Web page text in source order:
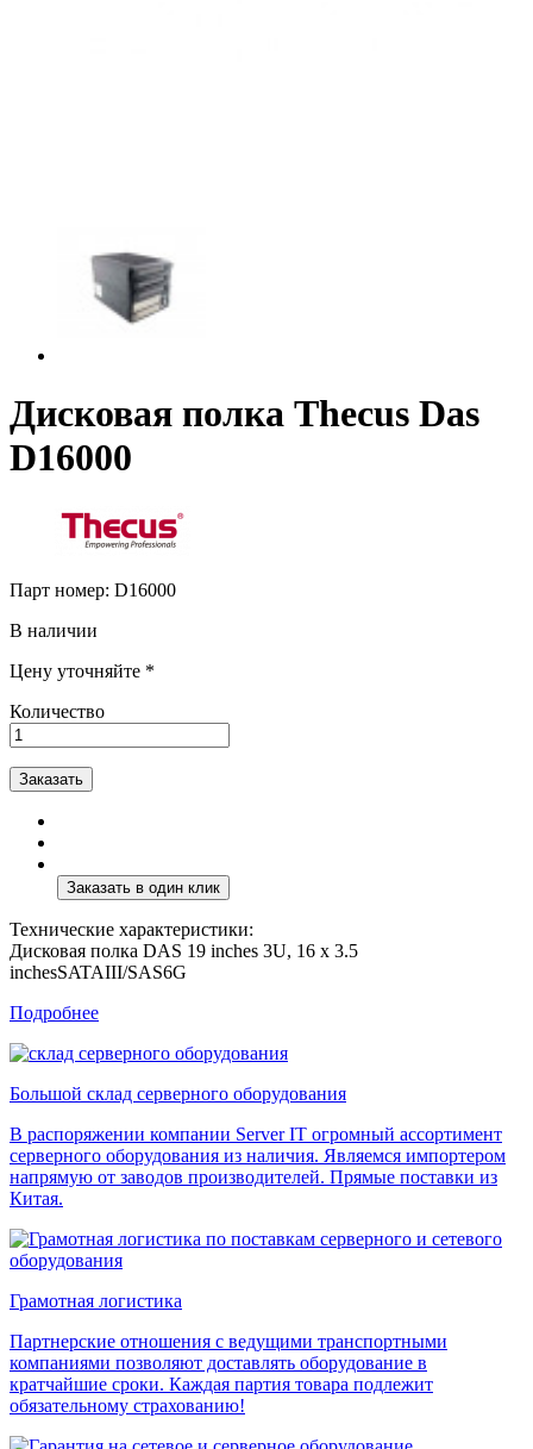
Дисковая полка Thecus Das
D16000
Парт номер: D16000
В наличии
Цену уточняйте *
Количество
Заказать
Технические характеристики:
Дисковая полка DAS 19 inches 3U, 16 x 3.5
inchesSATAIII/SAS6G
Подробнее
Большой склад серверного оборудования
В распоряжении компании Server IT огромный ассортимент
серверного оборудования из наличия. Являемся импортером
напрямую от заводов производителей. Прямые поставки из
Китая.
Грамотная логистика
Партнерские отношения с ведущими транспортными
компаниями позволяют доставлять оборудование в
кратчайшие сроки. Каждая партия товара подлежит
обязательному страхованию!